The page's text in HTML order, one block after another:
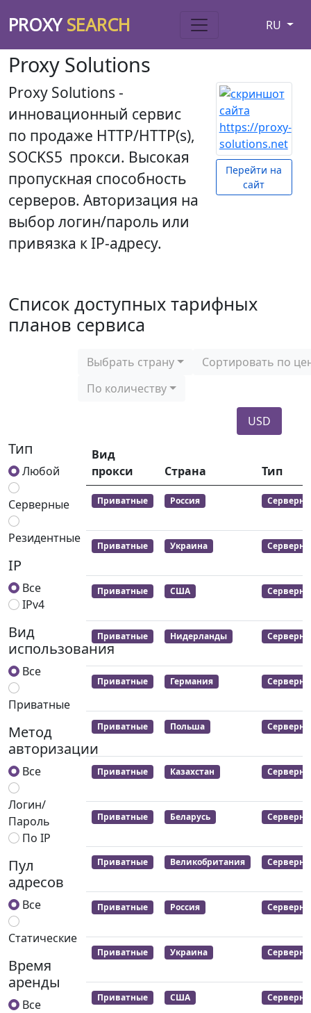
PROXYSEARCH RU
Proxy Solutions
Proxy Solutions -
инновационный сервис
по продаже НТТР/НТТР(s),
SOCKS5 прокси. Высокая
пропускная способность
серверов. Авторизация на
выбор логин/пароль или
привязка к IP-адресу.
Перейти на
сайт
Список доступных тарифных
планов сервиса
Выбрать страну
Сортировать по
По количеству
USD
Тип
Любой
Серверные
Резидентные
IP
Все
IPv4
Вид
использования
Все
Приватные
Метод
авторизации
Все
Логин/
Пароль
По IP
Пул
адресов
Все
Статические
Время
аренды
Все
Вид
прокси
Страна Тип
Приватные Россия
Приватные Украина
Приватные США
Приватные Нидерланды
Приватные Германия
Приватные Польша
Приватные Казахстан
Приватные Беларусь
Приватные Великобритания
Приватные Россия
Приватные Украина
Приватные США